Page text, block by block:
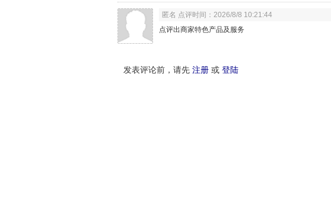
匿名 点评时间：2026/8/8 10:21:44
点评出商家特色产品及服务
发表评论前，请先 注册 或 登陆